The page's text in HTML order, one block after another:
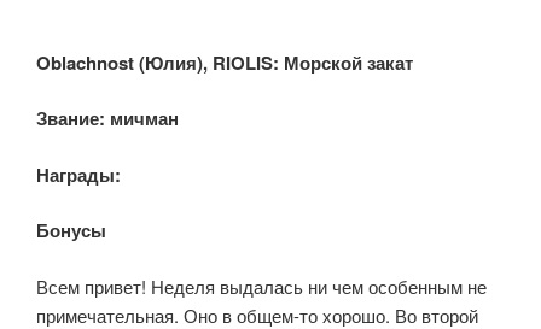
Oblachnost (Юлия), RIOLIS: Морской закат
Звание: мичман
Награды:
Бонусы:
Всем привет! Неделя выдалась ни чем особенным не
примечательная. Оно в общем-то хорошо. Во второй